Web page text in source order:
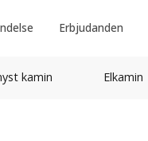
Erbjudanden
kamin Elkamin